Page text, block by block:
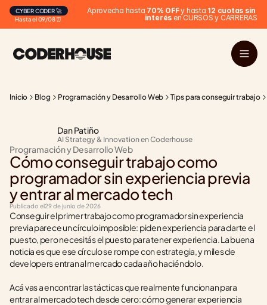
Hasta el 09/08 ⏰
CYBER CODER 🚀 Aprovecha hasta 70% OFF y hasta 12 cuotas sin
interés en CURSOS y CARRERAS
Inicio Blog Programación y Desarrollo Web Tips para conseguir trabajo
Dan Patiño
AI Strategy & Innovation en Coderhouse
Programación y Desarrollo Web
Cómo conseguir trabajo como
programador sin experiencia previa
y entrar al mercado tech
Publicado el29 de junio de 2026
Conseguir el primer trabajo como programador sin experiencia
previa parece un círculo imposible: piden experiencia para darte el
puesto, pero necesitás el puesto para tener experiencia. La buena
noticia es que ese círculo se rompe con estrategia, y miles de
developers entran al mercado cada año haciéndolo.
Acá vas a encontrar las tácticas que realmente funcionan para
entrar al mercado tech desde cero: cómo generar experiencia